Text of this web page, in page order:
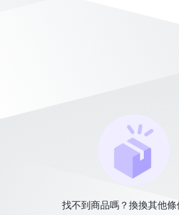
找不到商品嗎？換換其他條